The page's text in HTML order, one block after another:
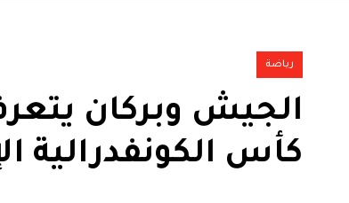
رياضة
الجيش وبركان
كأس الكونفدرالية